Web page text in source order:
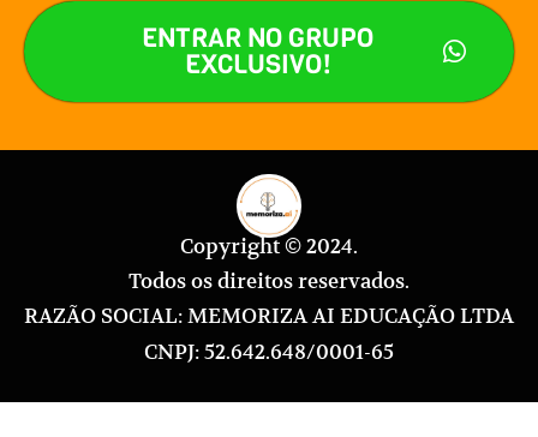
ENTRAR NO GRUPO
EXCLUSIVO!
Copyright © 2024.
Todos os direitos reservados.
RAZÃO SOCIAL: MEMORIZA AI EDUCAÇÃO LTDA
CNPJ: 52.642.648/0001-65